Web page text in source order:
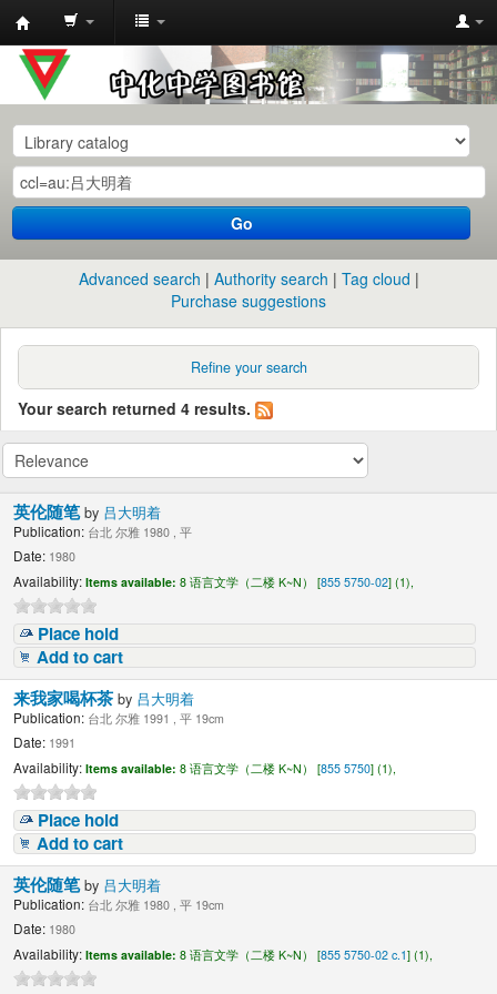
中
化
中
学
图
书
馆
目
Go
Advanced search Authority search
Tag cloud
Purchase suggestions
Refine your search
Your search returned 4 results.
英伦随笔by 吕大明着
Publication: 台北 尔雅 1980 , 平
Date: 1980
Availability: Items available: 8 语言文学（二楼 K~N） [855 5750-02] (1),
Place hold
Add to cart
来我家喝杯茶by 吕大明着
Publication: 台北 尔雅 1991 , 平 19cm
Date: 1991
Availability: Items available: 8 语言文学（二楼 K~N） [855 5750] (1),
Place hold
Add to cart
英伦随笔by 吕大明着
Publication: 台北 尔雅 1980 , 平 19cm
Date: 1980
Availability: Items available: 8 语言文学（二楼 K~N） [855 5750-02 c.1] (1),